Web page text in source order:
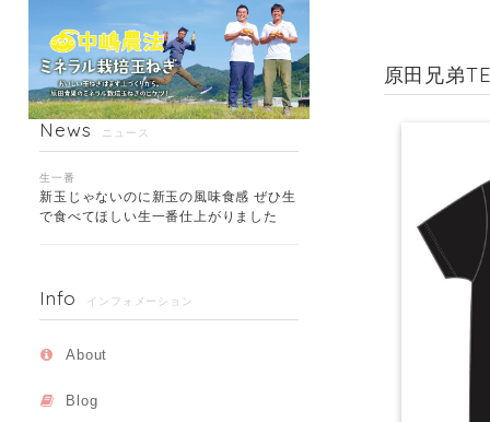
News ニュース
生一番
新玉じゃないのに新玉の風味食感 ぜひ生
で食べてほしい生一番仕上がりました
Info インフォメーション
About
Blog
原田兄弟